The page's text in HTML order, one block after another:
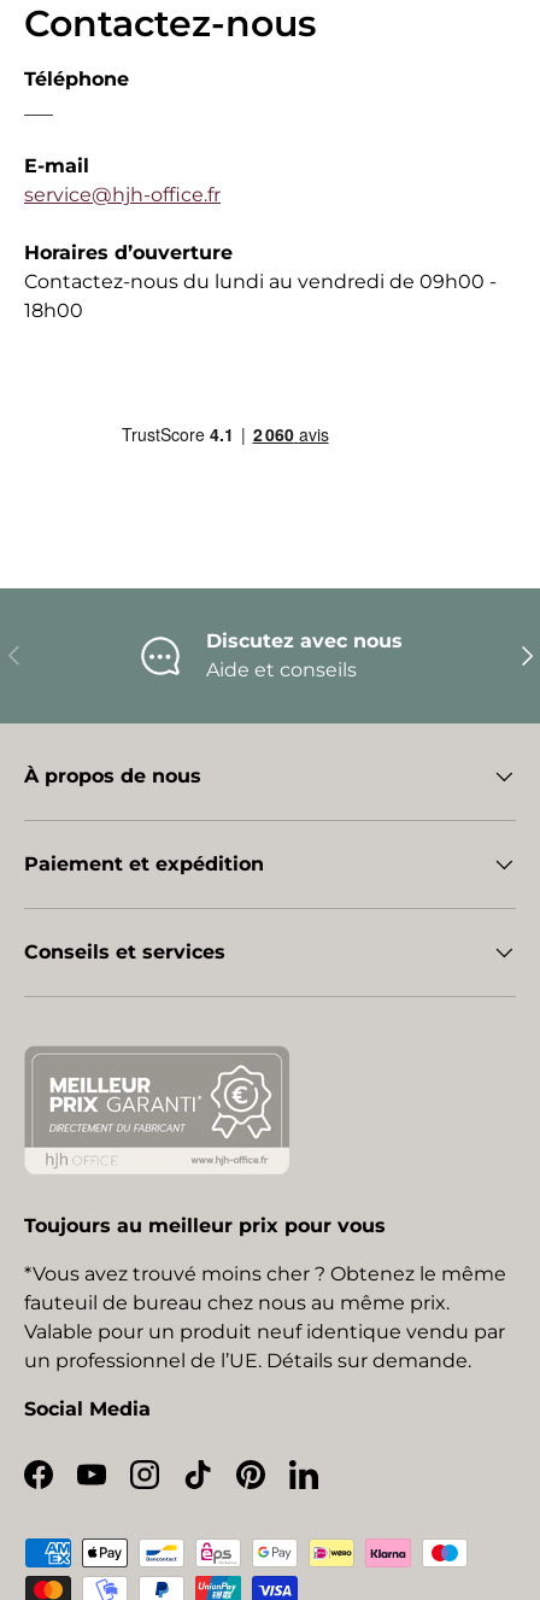
Contactez-nous
Téléphone
E-mail
service@hjh-office.fr
Horaires d’ouverture
Contactez-nous du lundi au vendredi de 09h00 -
18h00
Précédent
Discutez avec nous
Aide et conseils
À propos de nous
Paiement et expédition
Conseils et services
Toujours au meilleur prix pour vous
*Vous avez trouvé moins cher ? Obtenez le même
fauteuil de bureau chez nous au même prix.
Valable pour un produit neuf identique vendu par
un professionnel de l’UE. Détails sur demande.
Social Media
Facebook
YouTubeInstagram
TikTokPinterestLinkedIn
Moyens de paiement acceptés